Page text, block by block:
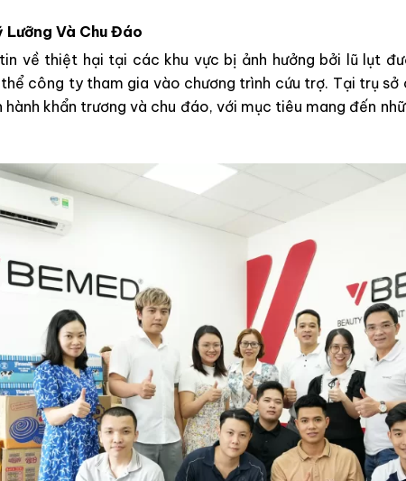
Lưỡng Và Chu Đáo
về thiệt hại tại các khu vực bị ảnh hưởng bởi lũ lụt
công ty tham gia vào chương trình cứu trợ. Tại trụ
khẩn trương và chu đáo, với mục tiêu mang đến